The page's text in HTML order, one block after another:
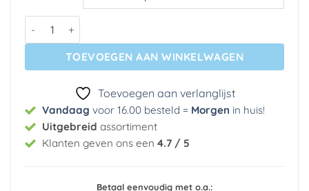
Fotobehang - Good vs Evil aantal
TOEVOEGEN AAN WINKELWAGEN
Toevoegen aan verlanglijst
Vandaag voor 16.00 besteld = Morgen in huis!
Uitgebreid assortiment
Klanten geven ons een 4.7 / 5
Betaal eenvoudig met o.a.: